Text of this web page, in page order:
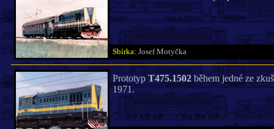
Sbírka: Josef Motyčka
PrototypT475.1502během jedné ze
1971.